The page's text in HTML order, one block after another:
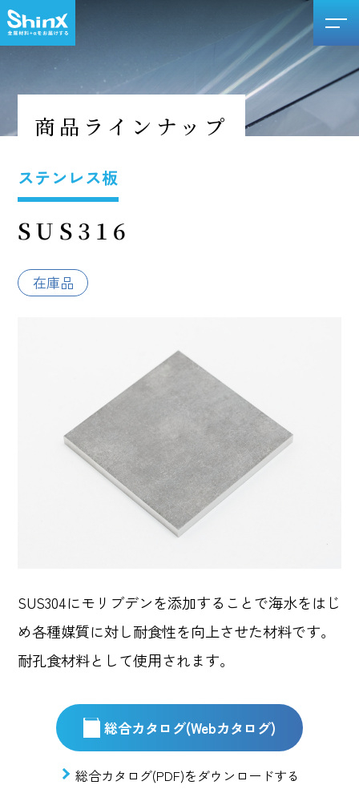
商品ラインナップ
ステンレス板
SUS316
在庫品
SUS304にモリブデンを添加することで海水をはじ
め各種媒質に対し耐食性を向上させた材料です。
耐孔食材料として使用されます。
総合カタログ(Webカタログ)
総合カタログ(PDF)をダウンロードする